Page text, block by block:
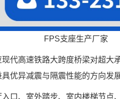
FPS支座生产厂家
代高速铁路大跨度桥梁对超大
优异减震与隔震性能的方向发
口、室外踏步、室内楼梯节点